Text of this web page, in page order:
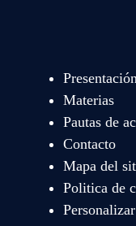
Materias
Pautas de
Contacto
Mapa del
Politica de